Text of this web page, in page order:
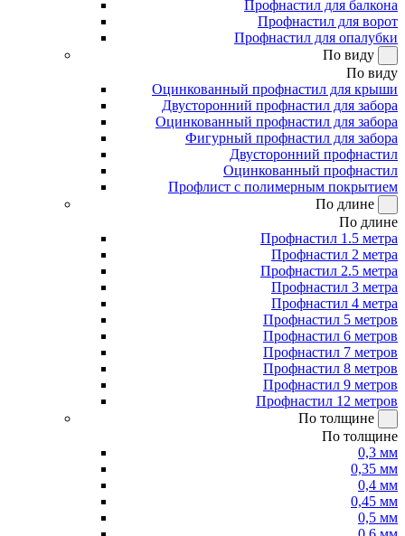
Профнастил для балкона
Профнастил для ворот
Профнастил для опалубки
По виду
По виду
Оцинкованный профнастил для крыши
Двусторонний профнастил для забора
Оцинкованный профнастил для забора
Фигурный профнастил для забора
Двусторонний профнастил
Оцинкованный профнастил
Профлист с полимерным покрытием
По длине
По длине
Профнастил 1.5 метра
Профнастил 2 метра
Профнастил 2.5 метра
Профнастил 3 метра
Профнастил 4 метра
Профнастил 5 метров
Профнастил 6 метров
Профнастил 7 метров
Профнастил 8 метров
Профнастил 9 метров
Профнастил 12 метров
По толщине
По толщине
0,3 мм
0,35 мм
0,4 мм
0,45 мм
0,5 мм